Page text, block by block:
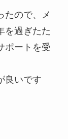
たので、メ
を過ぎたた
ポートを受
良いです